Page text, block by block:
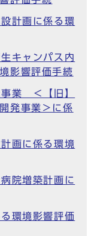
計画に係る環
キャンパス内
影響評価手続
業 ＜【旧】
発事業＞に係
画に係る環境
院増築計画に
環境影響評価